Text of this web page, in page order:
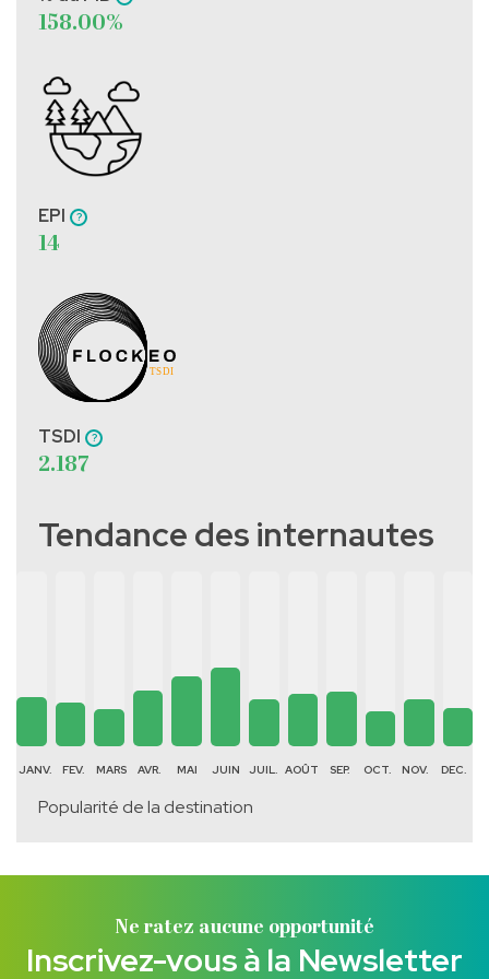
158.00%
EPI
14
TSDI
2.187
Tendance des internautes
JANV. FEV. MARS AVR. MAI JUIN JUIL. AOÛT SEP. OCT. NOV. DEC.
Popularité de la destination
Ne ratez aucune opportunité
Inscrivez-vous à la Newsletter